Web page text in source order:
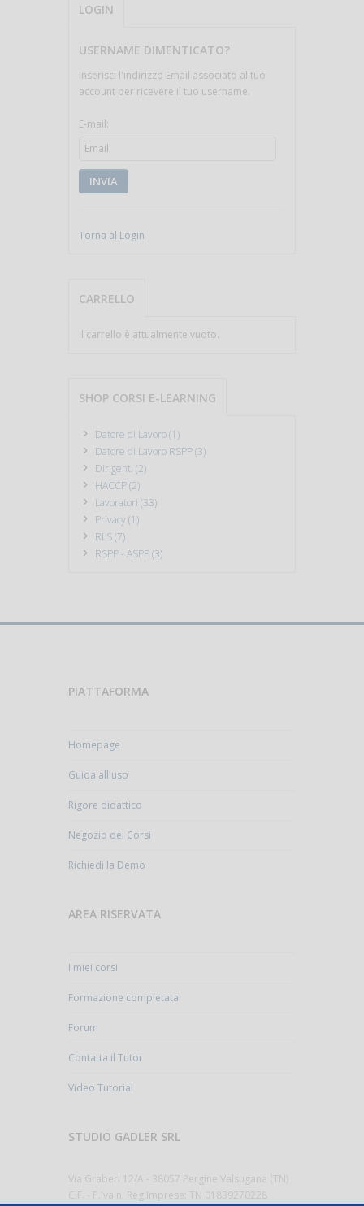
LOGIN
USERNAME DIMENTICATO?
Inserisci l'indirizzo Email associato al tuo
account per ricevere il tuo username.
E-mail:
INVIA
Torna al Login
CARRELLO
Il carrello è attualmente vuoto.
SHOP CORSI E-LEARNING
Datore di Lavoro (1)
Datore di Lavoro RSPP (3)
Dirigenti (2)
HACCP (2)
Lavoratori (33)
Privacy (1)
RLS (7)
RSPP - ASPP (3)
PIATTAFORMA
Homepage
Guida all'uso
Rigore didattico
Negozio dei Corsi
Richiedi la Demo
AREA RISERVATA
I miei corsi
Formazione completata
Forum
Contatta il Tutor
Video Tutorial
STUDIO GADLER SRL
Via Graberi 12/A - 38057 Pergine Valsugana (TN)
C.F. - P.Iva n. Reg.Imprese: TN 01839270228